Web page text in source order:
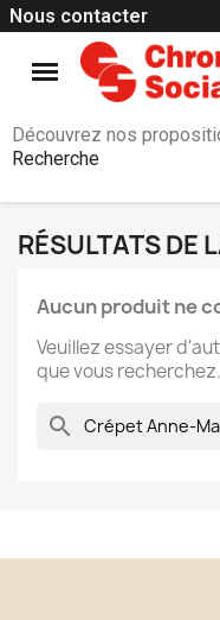
Nous contacter
Découvrez nos
Recherche
RÉSULTATS DE
Aucun produit ne
Veuillez essayer
que vous recherchez.
search